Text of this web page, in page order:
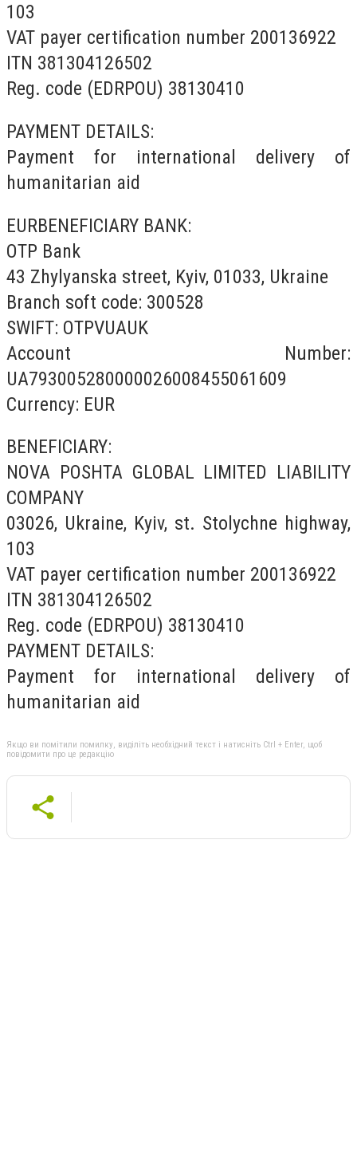
103
VAT payer certification number 200136922
ITN 381304126502
Reg. code (EDRPOU) 38130410
PAYMENT DETAILS:
Payment for international delivery of
humanitarian aid
EURBENEFICIARY BANK:
OTP Bank
43 Zhylyanska street, Kyiv, 01033, Ukraine
Branch soft code: 300528
SWIFT: OTPVUAUK
Account Number:
UA793005280000026008455061609
Currency: EUR
BENEFICIARY:
NOVA POSHTA GLOBAL LIMITED LIABILITY
COMPANY
03026, Ukraine, Kyiv, st. Stolychne highway,
103
VAT payer certification number 200136922
ITN 381304126502
Reg. code (EDRPOU) 38130410
PAYMENT DETAILS:
Payment for international delivery of
humanitarian aid
Якщо ви помітили помилку, виділіть необхідний текст і натисніть Ctrl + Enter, щоб
повідомити про це редакцію